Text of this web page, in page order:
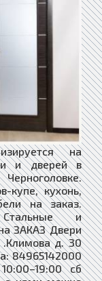
на
и дверей в
купе, кухонь,
на заказ.
и
ЗАКАЗ Двери
.Климова д. 30
84965142000
сб